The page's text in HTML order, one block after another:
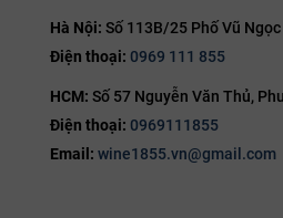
Hà Nội: Số 113B/25 Phố Vũ
Điện thoại: 0969 111 855
HCM: Số 57 Nguyễn Văn Thủ,
Điện thoại: 0969111855
Email: wine1855.vn@gmail.com